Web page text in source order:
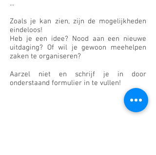
...
Zoals je kan zien, zijn de mogelijkheden
eindeloos!
Heb je een idee? Nood aan een nieuwe
uitdaging? Of wil je gewoon meehelpen
zaken te organiseren?
Aarzel niet en schrijf je in door
onderstaand formulier in te vullen!